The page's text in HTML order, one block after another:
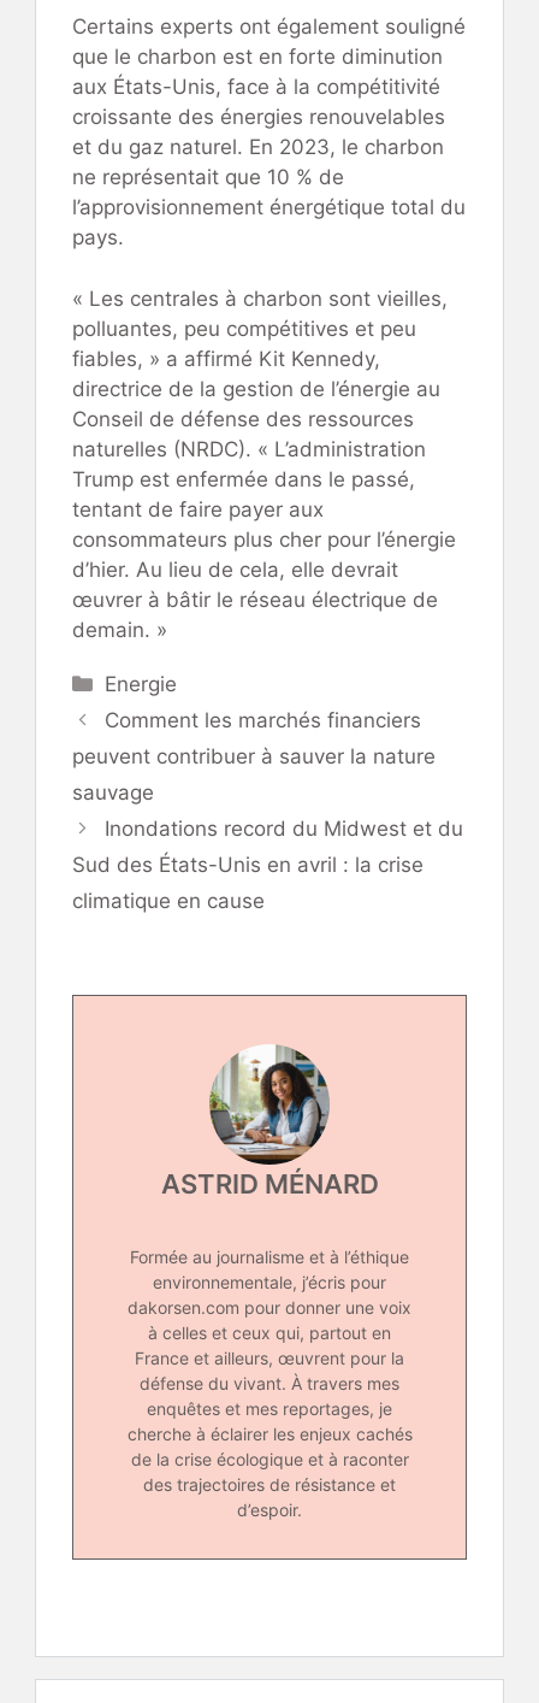
Certains experts ont également souligné
que le charbon est en forte diminution
aux États-Unis, face à la compétitivité
croissante des énergies renouvelables
et du gaz naturel. En 2023, le charbon
ne représentait que 10 % de
l’approvisionnement énergétique total du
pays.
« Les centrales à charbon sont vieilles,
polluantes, peu compétitives et peu
fiables, » a affirmé Kit Kennedy,
directrice de la gestion de l’énergie au
Conseil de défense des ressources
naturelles (NRDC). « L’administration
Trump est enfermée dans le passé,
tentant de faire payer aux
consommateurs plus cher pour l’énergie
d’hier. Au lieu de cela, elle devrait
œuvrer à bâtir le réseau électrique de
demain. »
Catégories
Energie
Comment les marchés financiers
peuvent contribuer à sauver la nature
sauvage
Inondations record du Midwest et du
Sud des États-Unis en avril : la crise
climatique en cause
ASTRID MÉNARD
Formée au journalisme et à l’éthique
environnementale, j’écris pour
dakorsen.com pour donner une voix
à celles et ceux qui, partout en
France et ailleurs, œuvrent pour la
défense du vivant. À travers mes
enquêtes et mes reportages, je
cherche à éclairer les enjeux cachés
de la crise écologique et à raconter
des trajectoires de résistance et
d’espoir.